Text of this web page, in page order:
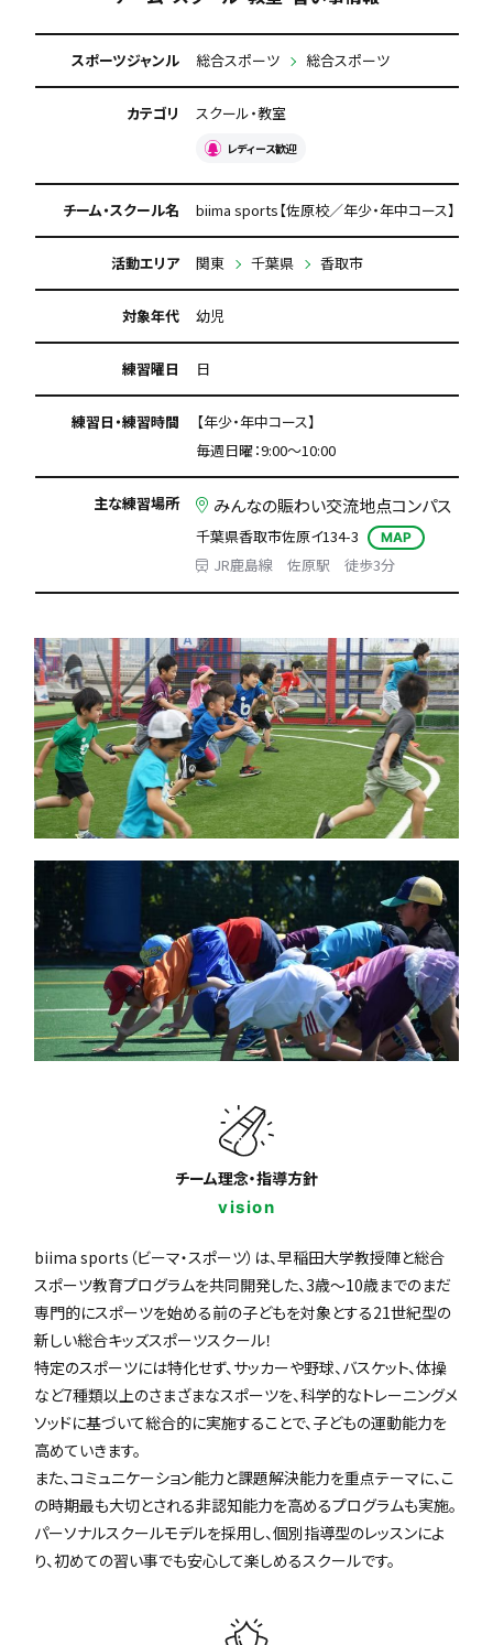
スポーツジャンル 総合スポーツ 総合スポーツ
カテゴリ スクール・教室
レディース歓迎
チーム・スクール名 biima sports【佐原校／年少・年中コース】
活動エリア 関東 千葉県 香取市
対象年代 幼児
練習曜日 日
練習日・練習時間
【年少・年中コース】
毎週日曜：9:00〜10:00
主な練習場所 みんなの賑わい交流地点コンパス
千葉県香取市佐原イ134-3 MAP
JR鹿島線 佐原駅 徒歩3分
チーム理念・指導方針
vision
biima sports（ビーマ・スポーツ）は、早稲田大学教授陣と総合
スポーツ教育プログラムを共同開発した、3歳〜10歳までのまだ
専門的にスポーツを始める前の子どもを対象とする21世紀型の
新しい総合キッズスポーツスクール！
特定のスポーツには特化せず、サッカーや野球、バスケット、体操
など7種類以上のさまざまなスポーツを、科学的なトレーニングメ
ソッドに基づいて総合的に実施することで、子どもの運動能力を
高めていきます。
また、コミュニケーション能力と課題解決能力を重点テーマに、こ
の時期最も大切とされる非認知能力を高めるプログラムも実施。
パーソナルスクールモデルを採用し、個別指導型のレッスンによ
り、初めての習い事でも安心して楽しめるスクールです。